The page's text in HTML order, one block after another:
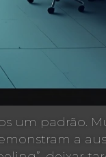
um padrão.
a